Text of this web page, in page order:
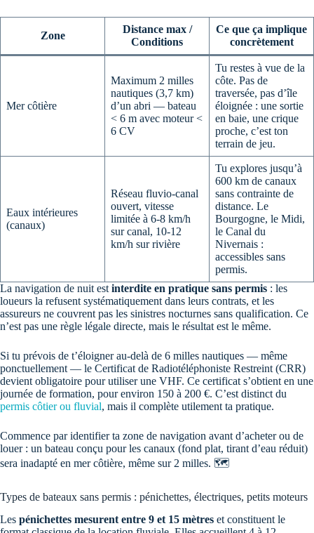
Zone
Distance max /
Conditions
Ce que ça implique
concrètement
Mer côtière
Maximum 2 milles
nautiques (3,7 km)
d’un abri — bateau
< 6 m avec moteur <
6 CV
Tu restes à vue de la
côte. Pas de
traversée, pas d’île
éloignée : une sortie
en baie, une crique
proche, c’est ton
terrain de jeu.
Eaux intérieures
(canaux)
Réseau fluvio-canal
ouvert, vitesse
limitée à 6-8 km/h
sur canal, 10-12
km/h sur rivière
Tu explores jusqu’à
600 km de canaux
sans contrainte de
distance. Le
Bourgogne, le Midi,
le Canal du
Nivernais :
accessibles sans
permis.
La navigation de nuit est interdite en pratique sans permis : les
loueurs la refusent systématiquement dans leurs contrats, et les
assureurs ne couvrent pas les sinistres nocturnes sans qualification. Ce
n’est pas une règle légale directe, mais le résultat est le même.
Si tu prévois de t’éloigner au-delà de 6 milles nautiques — même
ponctuellement — le Certificat de Radiotéléphoniste Restreint (CRR)
devient obligatoire pour utiliser une VHF. Ce certificat s’obtient en une
journée de formation, pour environ 150 à 200 €. C’est distinct du
permis côtier ou fluvial, mais il complète utilement ta pratique.
Commence par identifier ta zone de navigation avant d’acheter ou de
louer : un bateau conçu pour les canaux (fond plat, tirant d’eau réduit)
sera inadapté en mer côtière, même sur 2 milles. 🗺️
Types de bateaux sans permis : pénichettes, électriques, petits moteurs
Les pénichettes mesurent entre 9 et 15 mètres et constituent le